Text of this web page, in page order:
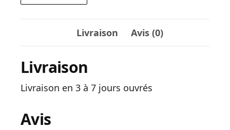
Livraison Avis (0)
Livraison
Livraison en 3 à 7 jours ouvrés
Avis